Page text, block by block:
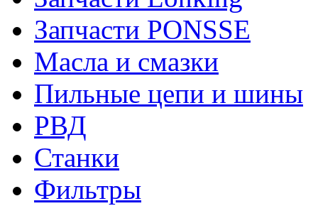
Запчасти PONSSE
Масла и смазки
Пильные цепи и шины
РВД
Станки
Фильтры